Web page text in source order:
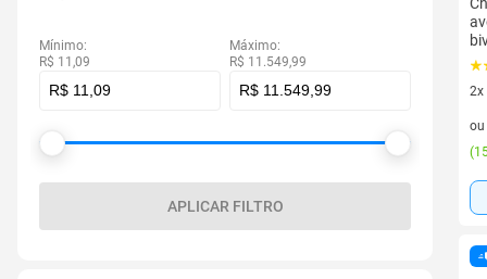
Mínimo:
R$ 11,09
Máximo:
R$ 11.549,99
APLICAR FILTRO
2x
2
ou
(